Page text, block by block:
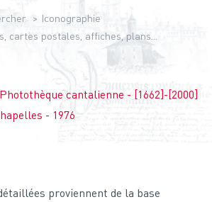
Iconographie
cartes postales, affiches, plans...
cantalienne - [1662]-[2000]
- 1976
proviennent de la base